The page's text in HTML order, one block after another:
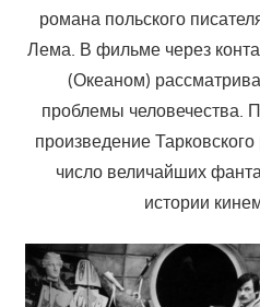
романа польского
Лема. В фильме через
(Океаном)
проблемы человечества.
произведение
число величайших
истории